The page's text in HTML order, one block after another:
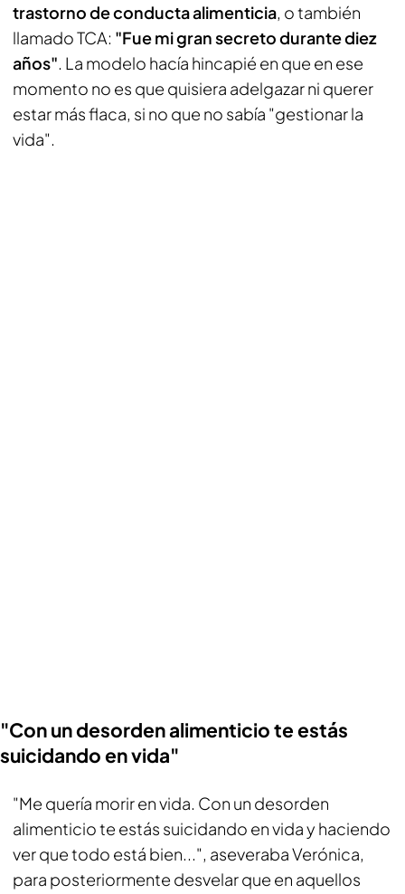
trastorno de conducta alimenticia, o también
llamado TCA: "Fue mi gran secreto durante diez
años". La modelo hacía hincapié en que en ese
momento no es que quisiera adelgazar ni querer
estar más flaca, si no que no sabía "gestionar la
vida".
"Con un desorden alimenticio te estás
suicidando en vida"
"Me quería morir en vida. Con un desorden
alimenticio te estás suicidando en vida y haciendo
ver que todo está bien...", aseveraba Verónica,
para posteriormente desvelar que en aquellos